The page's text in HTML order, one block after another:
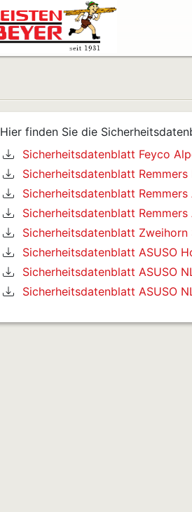
Hier finden Sie die
Sicherheitsdatenblatt Feyco
Sicherheitsdatenblatt
Sicherheitsdatenblatt
Sicherheitsdatenblatt
Sicherheitsdatenblatt Zweihorn
Sicherheitsdatenblatt ASUSO
Sicherheitsdatenblatt ASUSO
Sicherheitsdatenblatt ASUSO